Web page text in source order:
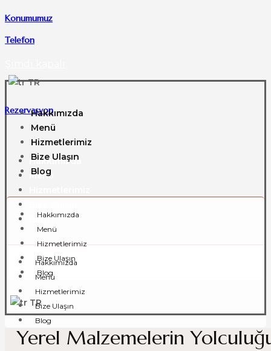
Konumumuz
Telefon
TR
Rezervasyon
Hakkımızda
Menü
Blog
Hakkımızda
Menü
Hizmetlerimiz
Bize Ulaşın
Blog
Hakkımızda
Menü
Hizmetlerimiz
Bize Ulaşın
Blog
Hakkımızda
Menü
Hizmetlerimiz
Bize Ulaşın
Blog
TR
Yerel Malzemelerin